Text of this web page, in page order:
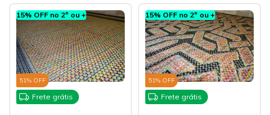
15% OFF no 2º ou +
51% OFF
Frete grátis
15% OFF no 2º ou +
51% OFF
Frete grátis